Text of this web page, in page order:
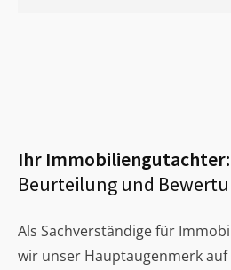
Ihr Immobiliengutachter:
Beurteilung und
Als Sachverständige für
wir unser Hauptaugenmerk auf